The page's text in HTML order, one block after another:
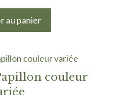
au panier
couleur